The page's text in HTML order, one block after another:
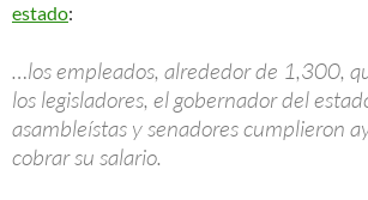
estado:
…los empleados, alrededor de 1,300,
los legisladores, el gobernador del
asambleístas y senadores cumplieron
cobrar su salario.